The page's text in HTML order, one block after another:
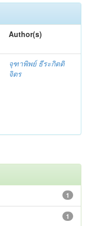
Author(s)
จุฑาพิพย์ ธีระกิตติ
จิตร
1
1